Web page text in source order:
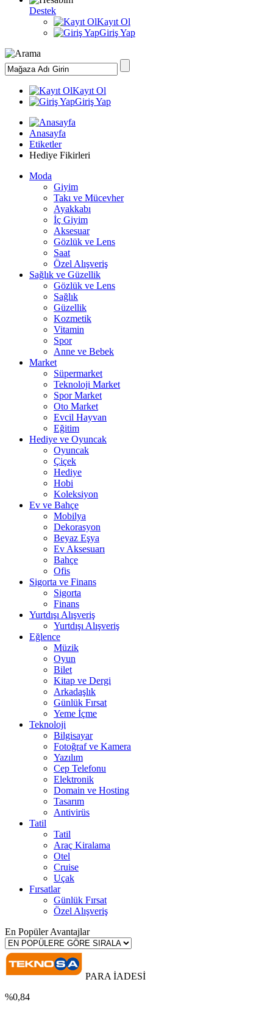
Destek
Kayıt Ol
Giriş Yap
Kayıt Ol
Giriş Yap
Anasayfa
Etiketler
Hediye Fikirleri
Moda
Giyim
Takı ve Mücevher
Ayakkabı
İç Giyim
Aksesuar
Gözlük ve Lens
Saat
Özel Alışveriş
Sağlık ve Güzellik
Gözlük ve Lens
Sağlık
Güzellik
Kozmetik
Vitamin
Spor
Anne ve Bebek
Market
Süpermarket
Teknoloji Market
Spor Market
Oto Market
Evcil Hayvan
Eğitim
Hediye ve Oyuncak
Oyuncak
Çiçek
Hediye
Hobi
Koleksiyon
Ev ve Bahçe
Mobilya
Dekorasyon
Beyaz Eşya
Ev Aksesuarı
Bahçe
Ofis
Sigorta ve Finans
Sigorta
Finans
Yurtdışı Alışveriş
Yurtdışı Alışveriş
Eğlence
Müzik
Oyun
Bilet
Kitap ve Dergi
Arkadaşlık
Günlük Fırsat
Yeme İçme
Teknoloji
Bilgisayar
Fotoğraf ve Kamera
Yazılım
Cep Telefonu
Elektronik
Domain ve Hosting
Tasarım
Antivirüs
Tatil
Tatil
Araç Kiralama
Otel
Cruise
Uçak
Fırsatlar
Günlük Fırsat
Özel Alışveriş
En Popüler Avantajlar
PARA İADESİ
%0,84